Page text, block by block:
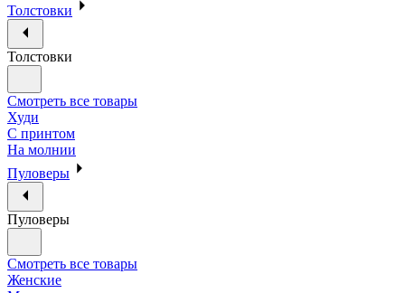
Толстовки
Толстовки
Смотреть все товары
Худи
С принтом
На молнии
Пуловеры
Пуловеры
Смотреть все товары
Женские